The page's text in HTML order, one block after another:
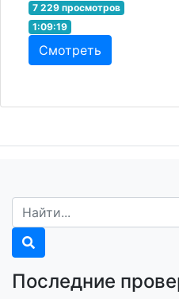
7 229 просмотров
1:09:19
Смотреть
Последние